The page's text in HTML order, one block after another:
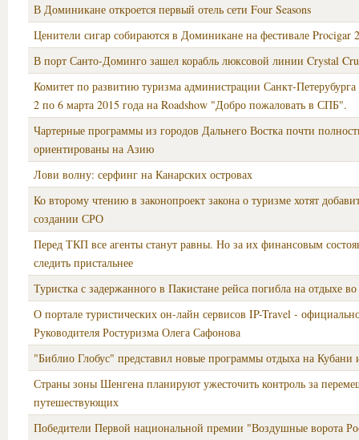
В Доминикане откроется первый отель сети Four Seasons
Ценители сигар собираются в Доминикане на фестивале Procigar
В порт Санто-Доминго зашел корабль люксовой линии Crystal
Комитет по развитию туризма администрации Санкт-Петерубурга
2 по 6 марта 2015 года на Roadshow "Добро пожаловать в СПБ".
Чартерные программы из городов Дальнего Востка почти
ориентированы на Азию
Лови волну: серфинг на Канарских островах
Ко второму чтению в законопроект закона о туризме хотят
создании СРО
Перед ТКП все агенты станут равны. Но за их финансовым
следить пристальнее
Туристка с задержанного в Пакистане рейса погибла на отдыхе
О портале туристических он-лайн сервисов IP-Travel -
Руководителя Ростуризма Олега Сафонова
"Библио Глобус" представил новые программы отдыха на
Страны зоны Шенгена планируют ужесточить контроль за
путешествующих
Победители Первой национальной премии "Воздушные ворота